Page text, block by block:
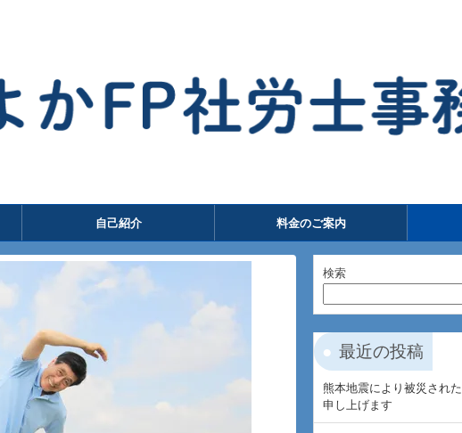
自己紹介 料金のご案内
検索
最近の投稿
熊本地震により被災され
申し上げます